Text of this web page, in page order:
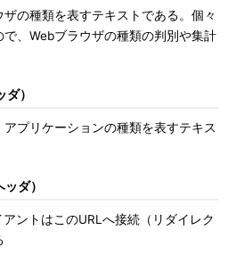
の種類を表すテキストである。個々
、Webブラウザの種類の判別や集計
）
プリケーションの種類を表すテキス
ダ）
ントはこのURLへ接続（リダイレク